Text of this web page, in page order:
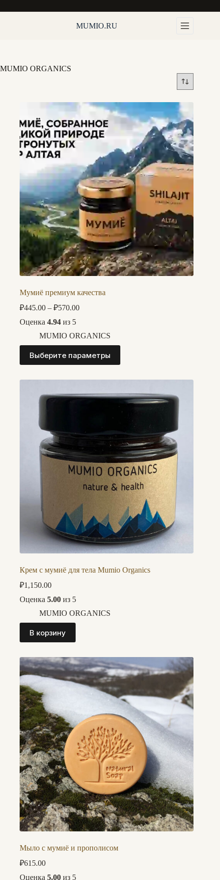
к
MUMIO.RU
MUMIO ORGANICS
Мумиё премиум качества
₽445.00 – ₽570.00Диапазон
–
₽570.00
Оценка 4.94 из 5
MUMIO ORGANICS
Выберите параметры
Этот
товар
имеет
Опции
можно
странице
Крем с мумиё для тела Mumio Organics
₽1,150.00
Оценка 5.00 из 5
MUMIO ORGANICS
В корзину
Мыло с мумиё и прополисом
₽615.00
Оценка 5.00 из 5